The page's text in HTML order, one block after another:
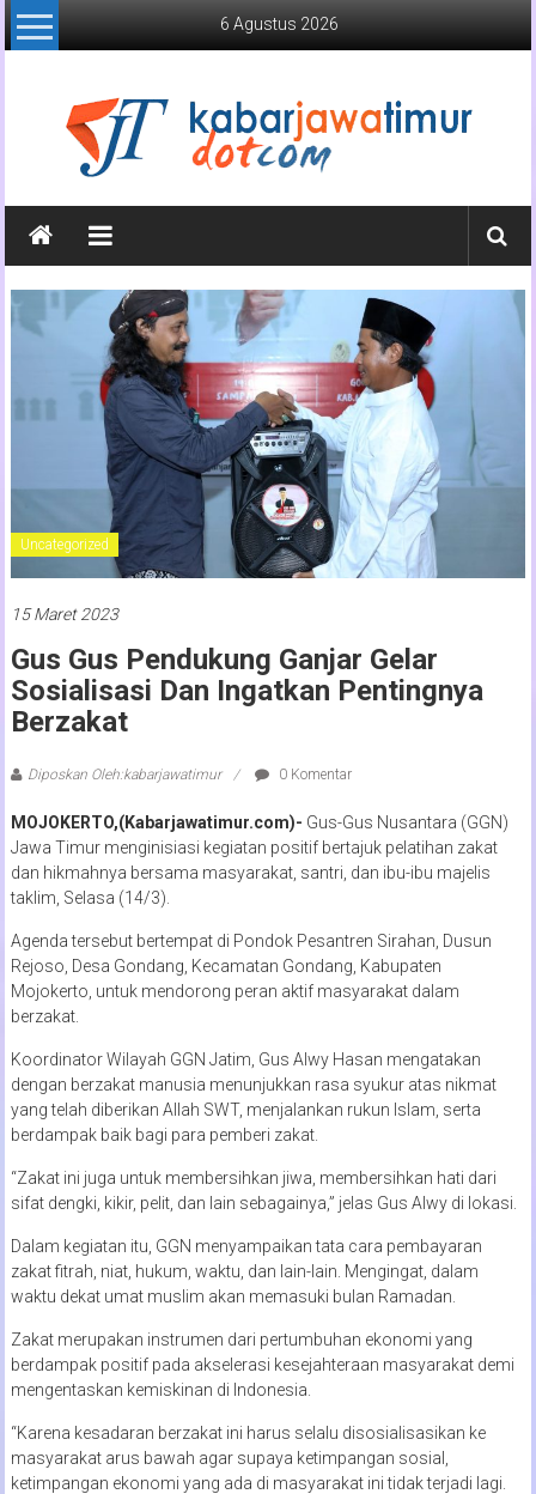
Lompat
ke
6 Agustus 2026
Kabar
Jawa
Timur
Media
Jawa
Uncategorized
15 Maret 2023
Gus Gus Pendukung Ganjar Gelar
Sosialisasi Dan Ingatkan Pentingnya
Berzakat
Diposkan Oleh:kabarjawatimur 0 Komentar
MOJOKERTO,(Kabarjawatimur.com)- Gus-Gus Nusantara (GGN)
Jawa Timur menginisiasi kegiatan positif bertajuk pelatihan zakat
dan hikmahnya bersama masyarakat, santri, dan ibu-ibu majelis
taklim, Selasa (14/3).
Agenda tersebut bertempat di Pondok Pesantren Sirahan, Dusun
Rejoso, Desa Gondang, Kecamatan Gondang, Kabupaten
Mojokerto, untuk mendorong peran aktif masyarakat dalam
berzakat.
Koordinator Wilayah GGN Jatim, Gus Alwy Hasan mengatakan
dengan berzakat manusia menunjukkan rasa syukur atas nikmat
yang telah diberikan Allah SWT, menjalankan rukun Islam, serta
berdampak baik bagi para pemberi zakat.
“Zakat ini juga untuk membersihkan jiwa, membersihkan hati dari
sifat dengki, kikir, pelit, dan lain sebagainya,” jelas Gus Alwy di lokasi.
Dalam kegiatan itu, GGN menyampaikan tata cara pembayaran
zakat fitrah, niat, hukum, waktu, dan lain-lain. Mengingat, dalam
waktu dekat umat muslim akan memasuki bulan Ramadan.
Zakat merupakan instrumen dari pertumbuhan ekonomi yang
berdampak positif pada akselerasi kesejahteraan masyarakat demi
mengentaskan kemiskinan di Indonesia.
“Karena kesadaran berzakat ini harus selalu disosialisasikan ke
masyarakat arus bawah agar supaya ketimpangan sosial,
ketimpangan ekonomi yang ada di masyarakat ini tidak terjadi lagi.